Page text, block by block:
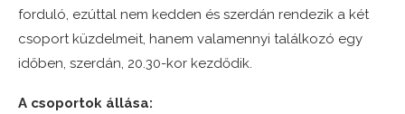
forduló, ezúttal nem kedden és szerdán rendezik a két
csoport küzdelmeit, hanem valamennyi találkozó egy
időben, szerdán, 20.30-kor kezdődik.
A csoportok állása: